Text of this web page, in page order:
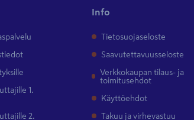
1.
2.
Info
Tietosuojaseloste
Saavutettavuusseloste
Verkkokaupan tilaus- ja
toimitusehdot
Käyttöehdot
Takuu ja virhevastuu